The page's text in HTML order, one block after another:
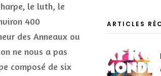
le luth, le
400
des Anneaux ou
ne nous a pas
composé de six
ARTICLES